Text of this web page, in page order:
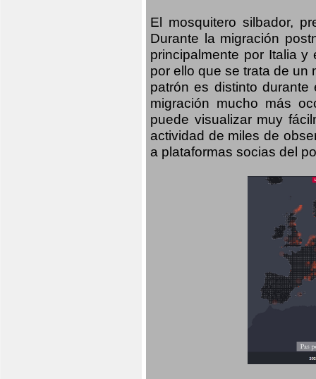
El mosquitero silbador,
Durante la migración
principalmente por Italia
por ello que se trata de un
patrón es distinto
migración mucho más
puede visualizar muy
actividad de miles de
a plataformas socias del